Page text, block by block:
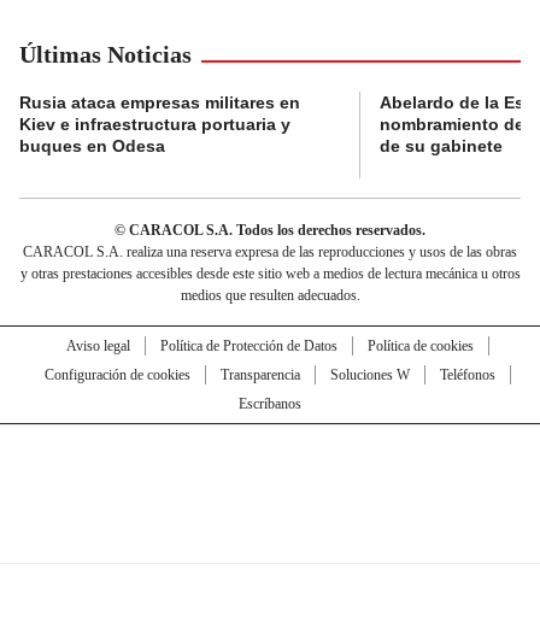
Últimas Noticias
Rusia ataca empresas militares en
Kiev e infraestructura portuaria y
buques en Odesa
Abelardo de la
nombramiento de
de su gabinete
© CARACOL S.A. Todos los derechos reservados.
CARACOL S.A. realiza una reserva expresa de las reproducciones y usos de las obras
y otras prestaciones accesibles desde este sitio web a medios de lectura mecánica u otros
medios que resulten adecuados.
Aviso legal Política de Protección de Datos
Política de cookies
Configuración de cookies
Transparencia Soluciones W
Teléfonos
Escríbanos